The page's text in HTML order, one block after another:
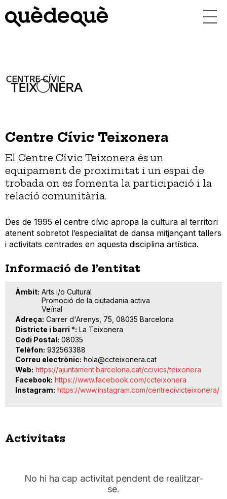
contingut
Centre Cívic Teixonera
El Centre Cívic Teixonera és un
equipament de proximitat i un espai de
trobada on es fomenta la participació i la
relació comunitària.
Des de 1995 el centre cívic apropa la cultura al territori
atenent sobretot l’especialitat de dansa mitjançant tallers
i activitats centrades en aquesta disciplina artística.
Informació de l’entitat
Àmbit Arts i/o Cultural
Promoció de la ciutadania activa
Veïnal
Adreça Carrer d'Arenys, 75, 08035 Barcelona
Districte i barri * La Teixonera
Codi Postal 08035
Telèfon 932563388
Correu electrònic hola@ccteixonera.cat
Web https://ajuntament.barcelona.cat/ccivics/teixonera
Facebook https://www.facebook.com/ccteixonera
Instagram https://www.instagram.com/centrecivicteixonera/
Activitats
No hi ha cap activitat pendent de realitzar-
se.